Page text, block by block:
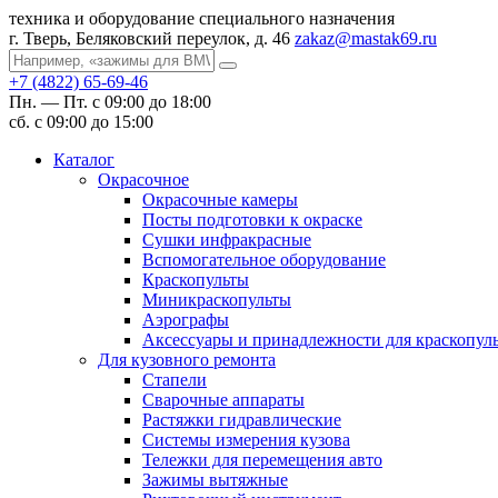
техника и оборудование специального назначения
г. Тверь, Беляковский переулок, д. 46 zakaz@mastak69.ru
+7 (4822) 65-69-46
Пн. — Пт. с 09:00 до 18:00
сб. с 09:00 до 15:00
Каталог
Окрасочное
Окрасочные камеры
Посты подготовки к окраске
Сушки инфракрасные
Вспомогательное оборудование
Краскопульты
Миникраскопульты
Аэрографы
Аксессуары и принадлежности для
Для кузовного ремонта
Стапели
Сварочные аппараты
Растяжки гидравлические
Системы измерения кузова
Тележки для перемещения авто
Зажимы вытяжные